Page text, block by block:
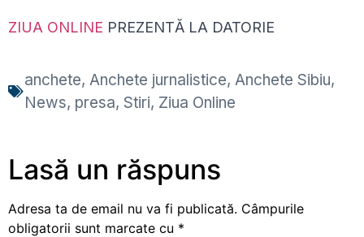
ZIUA ONLINE PREZENTĂ LA DATORIE
anchete, Anchete jurnalistice, Anchete Sibiu,
News, presa, Stiri, Ziua Online
Lasă un răspuns
Adresa ta de email nu va fi publicată. Câmpurile
obligatorii sunt marcate cu *